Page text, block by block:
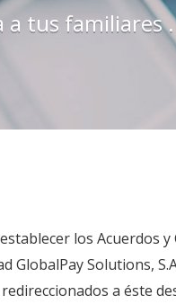
a tus familiares .
los Acuerdos
GlobalPay Solutions,
a éste